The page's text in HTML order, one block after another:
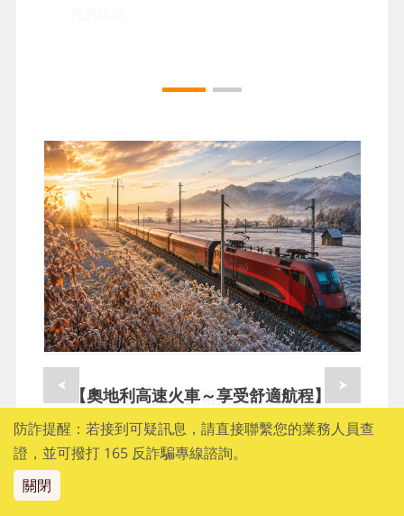
【維也納～探索藝術與優雅的盛宴】
維也納是一座融合了悠久歷史與現代活力的
城市，這裡是音樂大師的故鄉，是藝術與文
【奧地利高速火車～享受舒適航程】
選乘舒適且縮短交通接駁時間的奧地利高速
火車，從莫札特故鄉薩爾茲堡前往音樂之都
防詐提醒：若接到可疑訊息，請直接聯繫您的業務人員查
證，並可撥打 165 反詐騙專線諮詢。
關閉